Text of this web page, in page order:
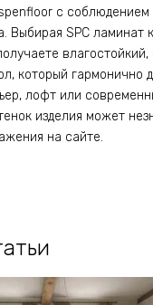
с
Выбирая SPC ламинат
влагостойкий,
который гармонично
лофт или
изделия может
на сайте.